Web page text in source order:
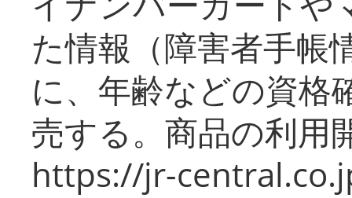
た情報（障害者手帳
に、年齢などの資格
売する。商品の利用
https://jr-